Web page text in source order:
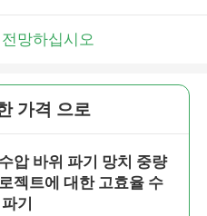
망하십시오
가격 으로
압 바위 파기 망치 중량
젝트에 대한 고효율 수
기